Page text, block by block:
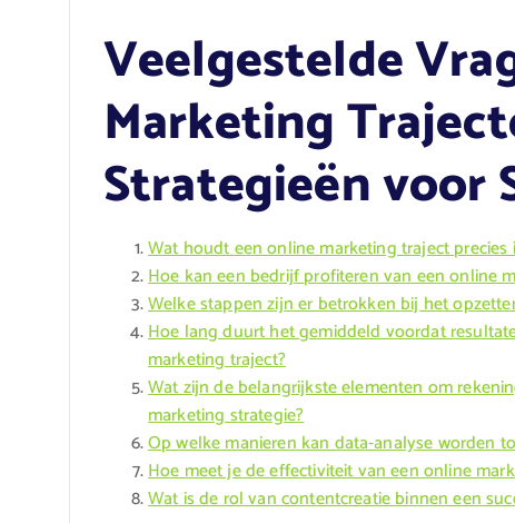
Veelgestelde
Marketing
Strategieën voor
Wat houdt een online marketing traject precies
Hoe kan een bedrijf profiteren van een online
Welke stappen zijn er betrokken bij het
Hoe lang duurt het gemiddeld voordat
marketing traject?
Wat zijn de belangrijkste elementen om
marketing strategie?
Op welke manieren kan data-analyse worden
Hoe meet je de effectiviteit van een online
Wat is de rol van contentcreatie binnen een